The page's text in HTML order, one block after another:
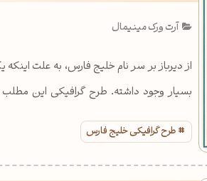
آرت ورک مینیمال
از دیرباز بر سر نام خلیج فارس، به علت
بسیار وجود داشته. طرح گرافیکی این
است.
طرح گرافیکی خلیج فارس